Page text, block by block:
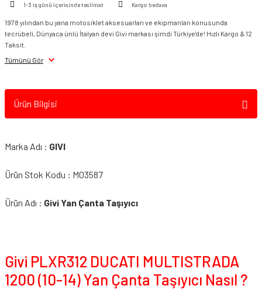
1-3 iş günü içerisinde teslimat Kargo bedava
1978 yılından bu yana motosiklet aksesuarları ve ekipmanları konusunda
tecrübeli, Dünyaca ünlü İtalyan devi Givi markası şimdi Türkiye'de! Hızlı Kargo & 12
Taksit.
Tümünü Gör
Ürün Bilgisi
Marka Adı : GIVI
Ürün Stok Kodu : M03587
Ürün Adı : Givi Yan Çanta Taşıyıcı
Givi PLXR312 DUCATI MULTISTRADA
1200 (10-14) Yan Çanta Taşıyıcı Nasıl ?